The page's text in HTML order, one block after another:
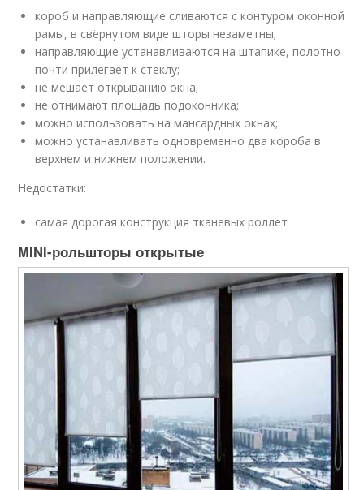
короб и направляющие сливаются с контуром оконной
рамы, в свёрнутом виде шторы незаметны;
направляющие устанавливаются на штапике, полотно
почти прилегает к стеклу;
не мешает открыванию окна;
не отнимают площадь подоконника;
можно использовать на мансардных окнах;
можно устанавливать одновременно два короба в
верхнем и нижнем положении.
Недостатки:
самая дорогая конструкция тканевых роллет
MINI-рольшторы открытые